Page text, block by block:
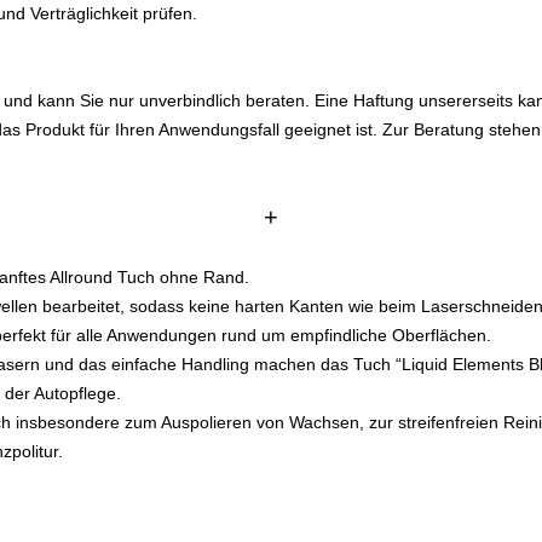
Verträglichkeit prüfen.
kann Sie nur unverbindlich beraten. Eine Haftung unsererseits
Produkt für Ihren Anwendungsfall geeignet ist. Zur Beratung
+
Allround Tuch ohne Rand.
bearbeitet, sodass keine harten Kanten wie beim
für alle Anwendungen rund um empfindliche Oberflächen.
und das einfache Handling machen das Tuch “Liquid Elements
Autopflege.
insbesondere zum Auspolieren von Wachsen, zur streifenfreien